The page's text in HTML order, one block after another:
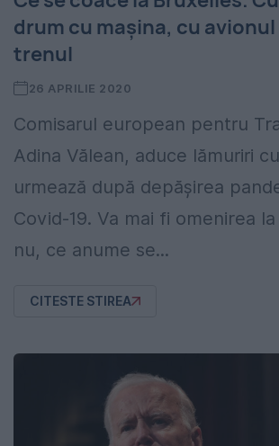
drum cu mașina, cu avionul
trenul
26 APRILIE 2020
Comisarul european pentru
Adina Vălean, aduce lămuriri
urmează după depășirea
Covid-19. Va mai fi omenirea
nu, ce anume se...
CITESTE STIREA